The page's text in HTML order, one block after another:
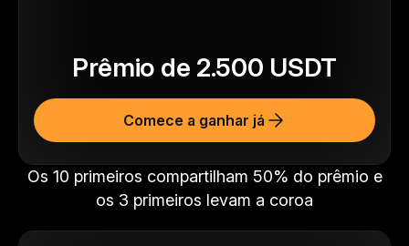
Os 10 primeiros compartilham 50% do prêmio e
os 3 primeiros levam a coroa
Prêmio de 2.500 USDT
Comece a ganhar já